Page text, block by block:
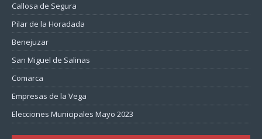
Callosa de Segura
Pilar de la Horadada
Benejuzar
San Miguel de Salinas
Comarca
Empresas de la Vega
Elecciones Municipales Mayo 2023